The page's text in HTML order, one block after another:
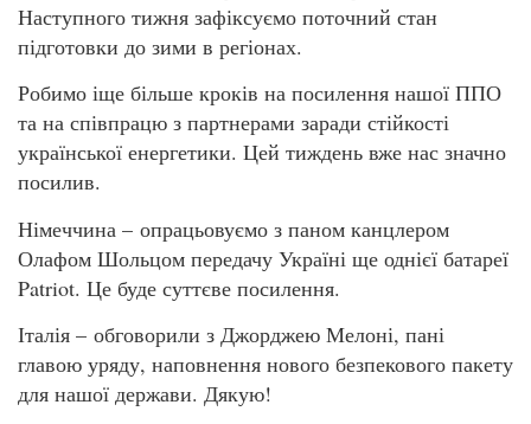
Наступного тижня зафіксуємо поточний стан
підготовки до зими в регіонах.
Робимо іще більше кроків на посилення нашої ППО
та на співпрацю з партнерами заради стійкості
української енергетики. Цей тиждень вже нас значно
посилив.
Німеччина – опрацьовуємо з паном канцлером
Олафом Шольцом передачу Україні ще однієї батареї
Patriot. Це буде суттєве посилення.
Італія – обговорили з Джорджею Мелоні, пані
главою уряду, наповнення нового безпекового пакету
для нашої держави. Дякую!